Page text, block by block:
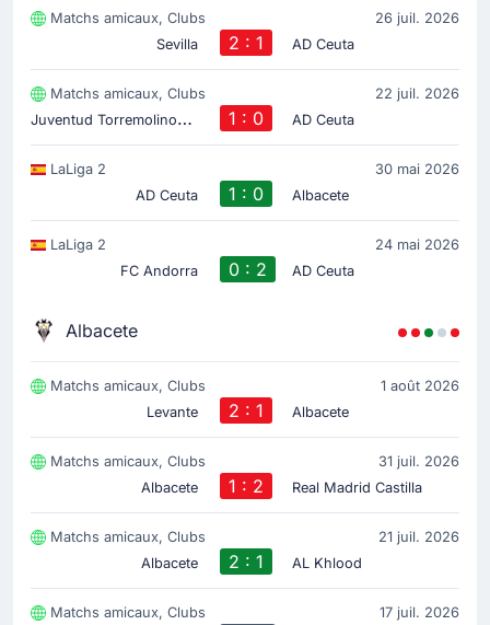
Matchs amicaux, Clubs
26 juil. 2026
Sevilla
2 : 1 AD Ceuta
Matchs amicaux, Clubs 22 juil. 2026
J
uventud Torremolinos CF 1 : 0 AD Ceuta
LaLiga 2
30 mai 2026
AD Ceuta
1 : 0 Albacete
LaLiga 2
24 mai 2026
FC Andorra
0 : 2 AD Ceuta
Albacete
Matchs amicaux, Clubs
1 août 2026
Levante
2 : 1 Albacete
Matchs amicaux, Clubs
31 juil. 2026
Albacete
1 : 2 Real Madrid Castilla
Matchs amicaux, Clubs
21 juil. 2026
Albacete
2 : 1 AL Khlood
Matchs amicaux, Clubs
17 juil. 2026